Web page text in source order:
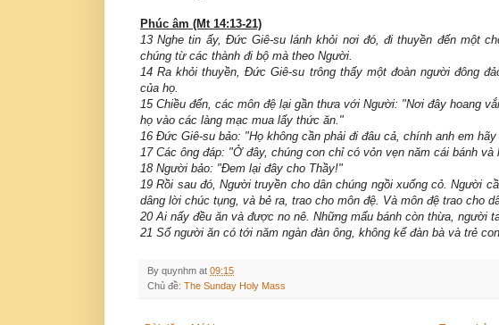
Phúc âm (Mt 14:13-21)
13 Nghe tin ấy, Đức Giê-su lánh khỏi nơi đó, đi thuyền đến một
chúng từ các thành đi bộ mà theo Người.
14 Ra khỏi thuyền, Đức Giê-su trông thấy một đoàn người đông
của họ.
15 Chiều đến, các môn đệ lại gần thưa với Người: "Nơi đây hoang
họ vào các làng mạc mua lấy thức ăn."
16 Đức Giê-su bảo: "Họ không cần phải đi đâu cả, chính anh em
17 Các ông đáp: "Ở đây, chúng con chỉ có vỏn vẹn năm cái bánh và
18 Người bảo: "Đem lại đây cho Thầy!"
19 Rồi sau đó, Người truyền cho dân chúng ngồi xuống cỏ. Người
dâng lời chúc tụng, và bẻ ra, trao cho môn đệ. Và môn đệ trao cho
20 Ai nấy đều ăn và được no nê. Những mẩu bánh còn thừa, người
21 Số người ăn có tới năm ngàn đàn ông, không kể đàn bà và trẻ
By quynhm at 09:15
Chủ đề: The Sunday Holy Mass